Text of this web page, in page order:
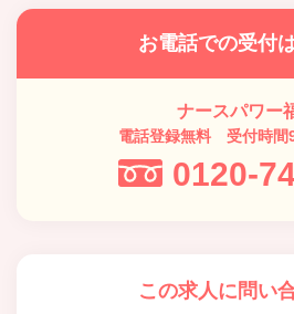
お電話での受付
ナースパワー
電話登録無料 受付時間
0120-
この求人に問い